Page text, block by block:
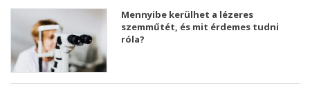
Mennyibe kerülhet a lézeres
szemműtét, és mit érdemes tudni
róla?